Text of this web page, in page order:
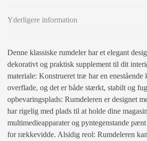
Yderligere information
Denne klassiske rumdeler har et elegant
dekorativt og praktisk supplement til dit
materiale: Konstrueret træ har en enestående
overflade, og det er både stærkt, stabilt og
opbevaringsplads: Rumdeleren er designet
har rigelig med plads til at holde dine
multimedieapparater og pyntegenstande
for rækkevidde. Alsidig reol: Rumdeleren